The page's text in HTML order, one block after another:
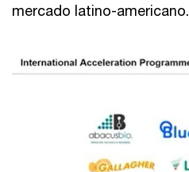
mercado latino-americano.